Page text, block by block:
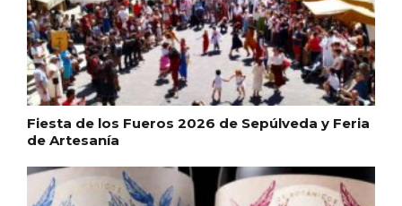
Fiesta de los Fueros 2026 de Sepúlveda y Feria
de Artesanía